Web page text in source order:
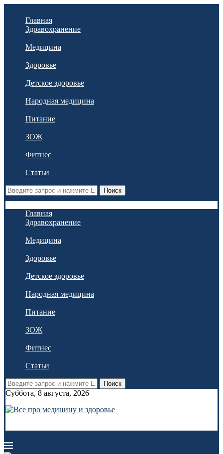
Главная
Здравохранение
Медицина
Здоровье
Детское здоровье
Народная медицина
Питание
ЗОЖ
Фитнес
Статьи
Поиск
Главная
Здравохранение
Медицина
Здоровье
Детское здоровье
Народная медицина
Питание
ЗОЖ
Фитнес
Статьи
Поиск
Суббота, 8 августа, 2026